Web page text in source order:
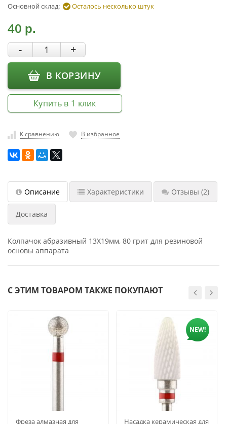
Фрезы и
насадки
Хранение
инструмента
РАСПРОДАЖА
Основной склад: Осталось несколько штук
40 р.
- +
В КОРЗИНУ
Купить в 1 клик
К сравнению В избранное
Описание Характеристики Отзывы (2)
Доставка
Колпачок абразивный 13Х19мм, 80 грит для резиновой
основы аппарата
С ЭТИМ ТОВАРОМ ТАКЖЕ ПОКУПАЮТ
Фреза алмазная для
NEW!
Насадка керамическая для